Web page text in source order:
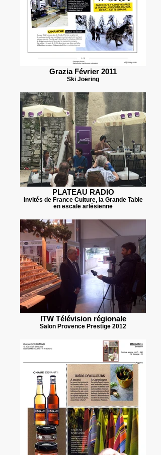
Grazia Février 2011
Ski Joëring
PLATEAU RADIO
Invités de France Culture, la Grande Table
en escale arlésienne
ITW Télévision régionale
Salon Provence Prestige 2012